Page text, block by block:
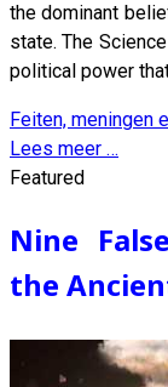
the dominant
state. The
political power
Feiten, meningen
Lees meer …
Featured
Nine
the